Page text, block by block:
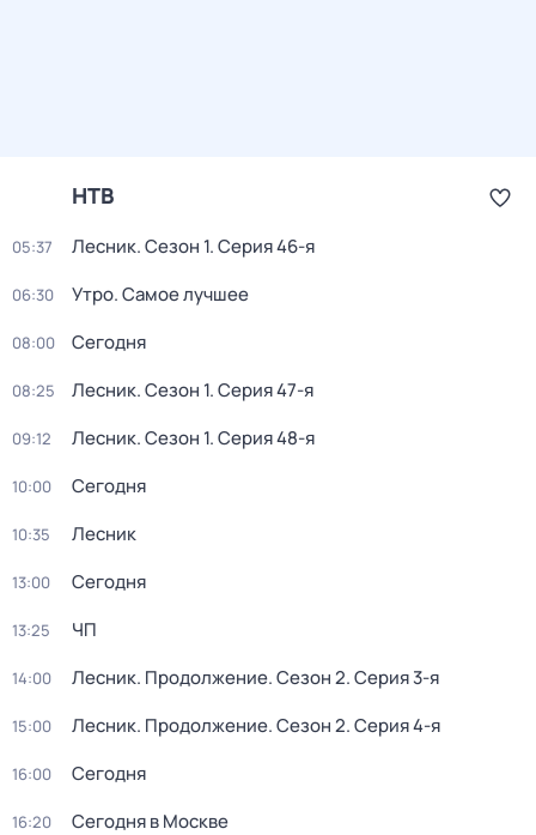
НТВ
05:37 Лесник. Сезон 1. Серия 46-я
06:30 Утро. Самое лучшее
08:00 Сегодня
08:25 Лесник. Сезон 1. Серия 47-я
09:12 Лесник. Сезон 1. Серия 48-я
10:00 Сегодня
10:35 Лесник
13:00 Сегодня
13:25 ЧП
14:00 Лесник. Продолжение. Сезон 2. Серия 3-я
15:00 Лесник. Продолжение. Сезон 2. Серия 4-я
16:00 Сегодня
16:20 Сегодня в Москве